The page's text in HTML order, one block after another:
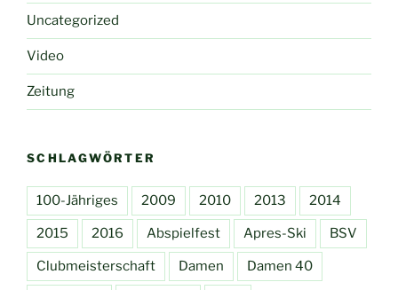
Uncategorized
Video
Zeitung
SCHLAGWÖRTER
100-Jähriges 2009 2010 2013 2014
2015 2016 Abspielfest Apres-Ski BSV
Clubmeisterschaft Damen Damen 40